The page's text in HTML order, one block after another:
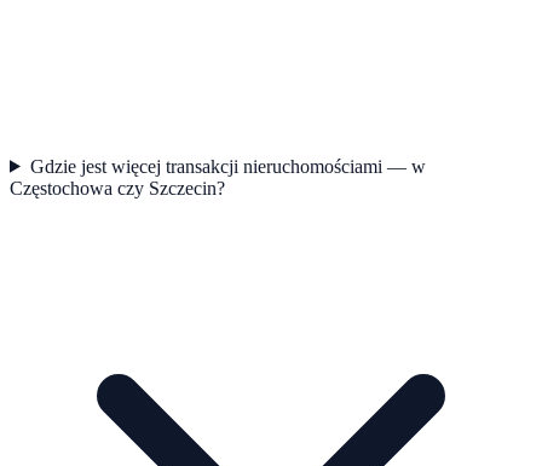
Gdzie jest więcej transakcji nieruchomościami — w
Częstochowa czy Szczecin?